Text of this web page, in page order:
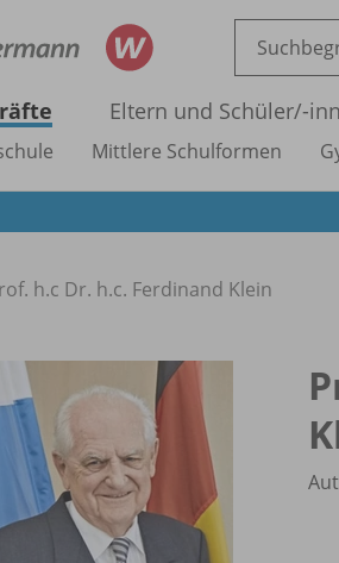
Eltern und Schüler/-
Mittlere Schulformen
h.c Dr. h.c. Ferdinand Klein